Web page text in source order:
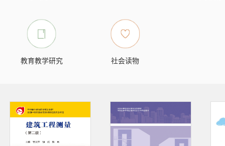
教育教学研究 社会读物